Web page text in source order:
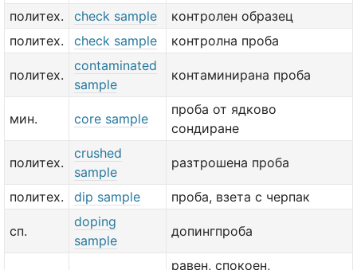
политех. check sample
контролен образец
политех.
check sample контролна проба
политех.
contaminated
sample
контаминирана проба
мин. core sample
проба от ядково
сондиране
политех.
crushed
sample
разтрошена проба
политех. dip sample проба, взета с черпак
сп.
doping
sample
допингпроба
равен, спокоен,